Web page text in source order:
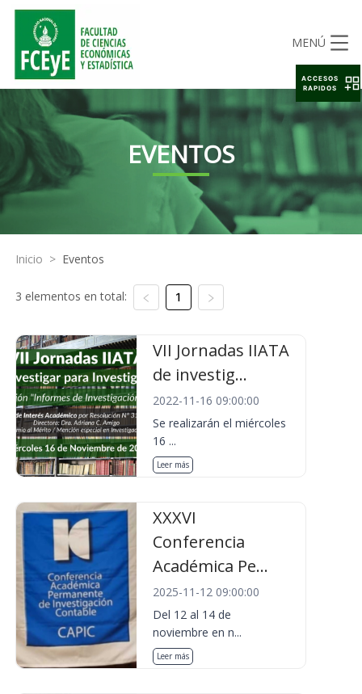
MENÚ
EVENTOS
Inicio > Eventos
3 elementos en total: 1
VII Jornadas IIATA
de investig...
2022-11-16 09:00:00
Se realizarán el miércoles
16 ...
Leer más
XXXVI
Conferencia
Académica Pe...
2025-11-12 09:00:00
Del 12 al 14 de
noviembre en n...
Leer más
ACCESOS
RAPIDOS